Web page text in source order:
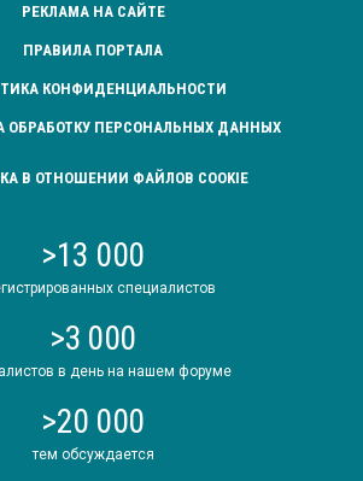
РЕКЛАМА НА САЙТЕ
ПРАВИЛА ПОРТАЛА
КОНФИДЕНЦИАЛЬНОСТИ
ОБРАБОТКУ ПЕРСОНАЛЬНЫХ ДАННЫХ
В ОТНОШЕНИИ ФАЙЛОВ COOKIE
>13 000
специалистов
>3 000
в день на нашем форуме
>20 000
тем обсуждается